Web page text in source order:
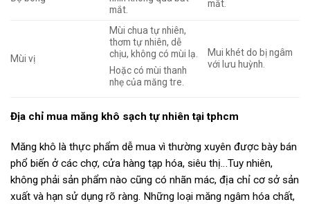
mắt.
mắt.
Mùi vị
Mùi chua tự nhiên,
thơm tự nhiên, dễ
chịu, không có mùi lạ.
Hoặc có mùi thanh
nhẹ của măng tre.
Mui khét do bị ngâm
với lưu huỳnh.
Địa chỉ mua măng khô sạch tự nhiên tại tphcm
Măng khô là thực phẩm dễ mua vì thường xuyên được bày bán
phổ biến ở các chợ, cửa hàng tạp hóa, siêu thị…Tuy nhiên,
không phải sản phẩm nào cũng có nhãn mác, địa chỉ cơ sở sản
xuất và hạn sử dụng rõ ràng. Những loại măng ngâm hóa chất,